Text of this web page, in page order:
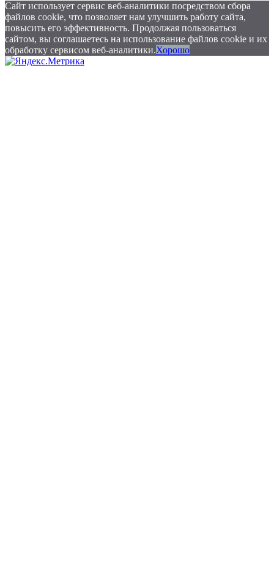
Сайт использует сервис веб-аналитики посредством сбора
файлов cookie, что позволяет нам улучшить работу сайта,
повысить его эффективность. Продолжая пользоваться
сайтом, вы соглашаетесь на использование файлов cookie и их
обработку сервисом веб-аналитики.Хорошо